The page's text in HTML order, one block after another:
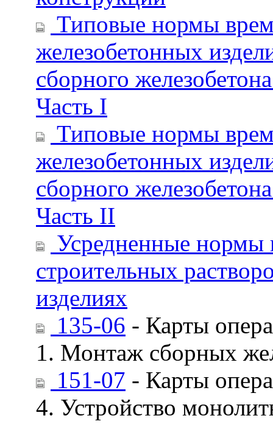
Типовые нормы
железобетонных
сборного
Часть I
Типовые нормы
железобетонных
сборного
Часть II
Усредненные нормы
строительных
изделиях
135-06 - Карты
1. Монтаж сборных
151-07 - Карты
4. Устройство